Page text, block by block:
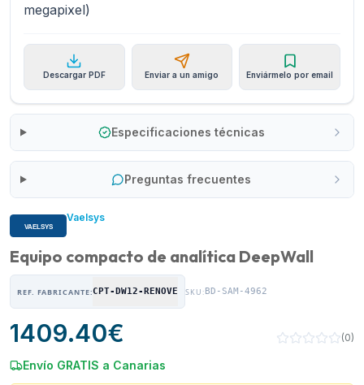
megapixel)
Descargar PDF Enviar a un amigo Enviármelo por email
Especificaciones técnicas
Preguntas frecuentes
Vaelsys
Equipo compacto de analítica DeepWall
REF. FABRICANTE:CPT-DW12-RENOVE SKU:BD-SAM-4962
1409.40€ (0)
Envío GRATIS a Canarias